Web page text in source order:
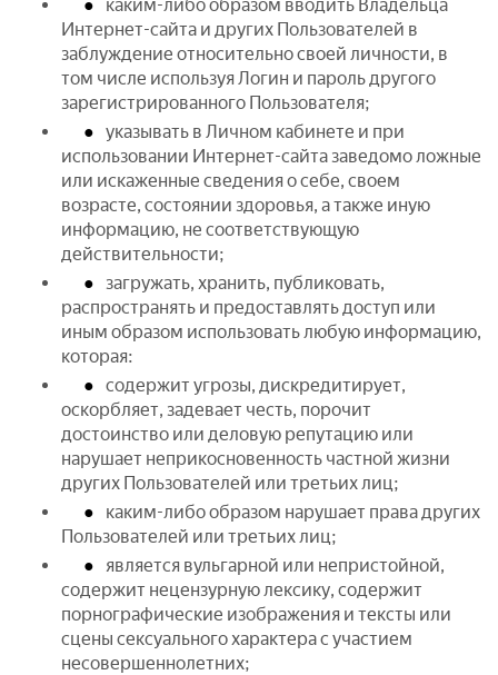
каким-либо образом вводить Владельца
Интернет-сайта и других Пользователей в
заблуждение относительно своей личности, в
том числе используя Логин и пароль другого
зарегистрированного Пользователя;
указывать в Личном кабинете и при
использовании Интернет-сайта заведомо ложные
или искаженные сведения о себе, своем
возрасте, состоянии здоровья, а также иную
информацию, не соответствующую
действительности;
загружать, хранить, публиковать,
распространять и предоставлять доступ или
иным образом использовать любую информацию,
которая:
содержит угрозы, дискредитирует,
оскорбляет, задевает честь, порочит
достоинство или деловую репутацию или
нарушает неприкосновенность частной жизни
других Пользователей или третьих лиц;
каким-либо образом нарушает права других
Пользователей или третьих лиц;
является вульгарной или непристойной,
содержит нецензурную лексику, содержит
порнографические изображения и тексты или
сцены сексуального характера с участием
несовершеннолетних;